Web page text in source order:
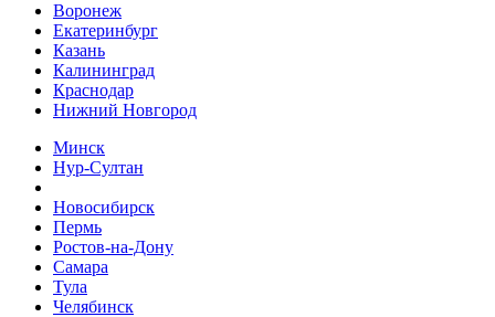
Воронеж
Екатеринбург
Казань
Калининград
Краснодар
Нижний Новгород
Минск
Нур-Султан
Новосибирск
Пермь
Ростов-на-Дону
Самара
Тула
Челябинск